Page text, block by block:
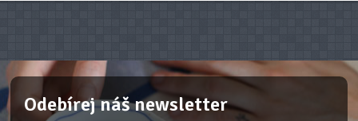
Odebírej náš newsletter